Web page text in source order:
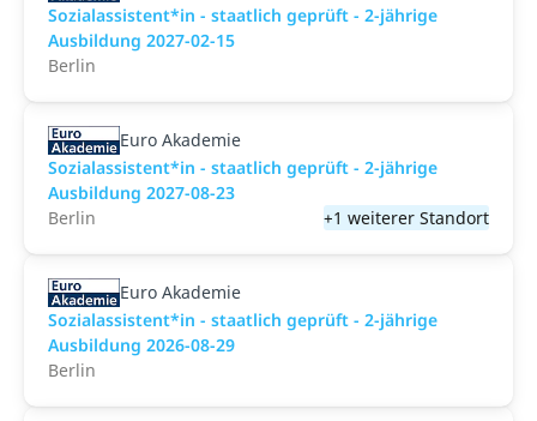
Sozialassistent*in - staatlich geprüft - 2-jährige
Ausbildung 2027-02-15
Berlin
Euro Akademie
Sozialassistent*in - staatlich geprüft - 2-jährige
Ausbildung 2027-08-23
Berlin
+1 weiterer Standort
Euro Akademie
Sozialassistent*in - staatlich geprüft - 2-jährige
Ausbildung 2026-08-29
Berlin